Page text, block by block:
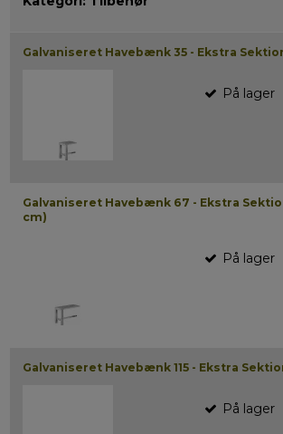
Galvaniseret Havebænk 35 - Ekstra
På lager
Galvaniseret Havebænk 67 - Ekstra
cm)
På lager
Galvaniseret Havebænk 115 - Ekstra
På lager